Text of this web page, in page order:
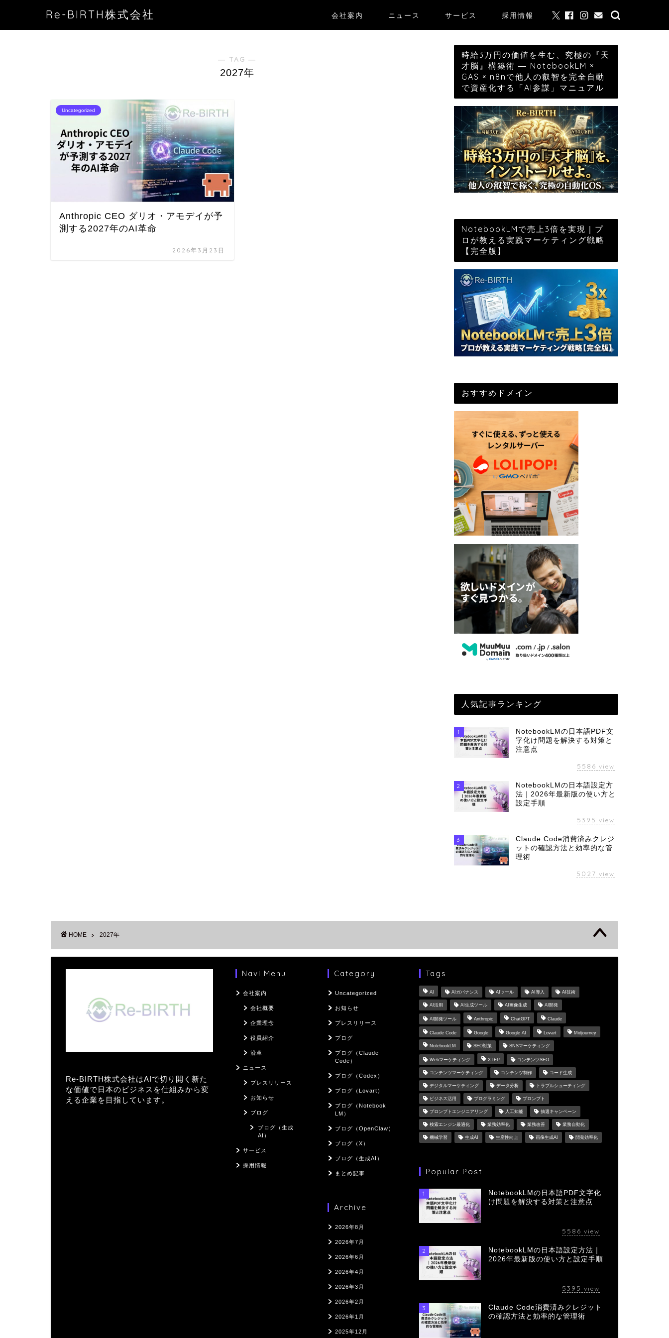
Re-BIRTH株式会社 会社案内 ニュース サービス 採用情報
― TAG ―
2027年
Uncategorized
Anthropic CEO ダリオ・アモデイが予
測する2027年のAI革命
2026年3月23日
時給3万円の価値を生む、究極の『天
才脳』構築術 ― NotebookLM ×
GAS × n8nで他人の叡智を完全自動
で資産化する「AI参謀」マニュアル
NotebookLMで売上3倍を実現｜プ
ロが教える実践マーケティング戦略
【完全版】
おすすめドメイン
人気記事ランキング
1
NotebookLMの日本語PDF文
字化け問題を解決する対策と
注意点
5586 view
2
NotebookLMの日本語設定方
法｜2026年最新版の使い方と
設定手順
5395 view
3
Claude Code消費済みクレジ
ットの確認方法と効率的な管
理術
5027 view
HOME 2027年
Re-BIRTH株式会社はAIで切り開く新た
な価値で日本のビジネスを仕組みから変
える企業を目指しています。
Navi Menu
会社案内
会社概要
企業理念
役員紹介
沿革
ニュース
プレスリリース
お知らせ
ブログ
ブログ（生成
AI）
サービス
採用情報
Category
Uncategorized
お知らせ
プレスリリース
ブログ
ブログ（Claude
Code）
ブログ（Codex）
ブログ（Lovart）
ブログ（Notebook
LM）
ブログ（OpenClaw）
ブログ（X）
ブログ（生成AI）
まとめ記事
Archive
2026年8月
2026年7月
2026年6月
2026年4月
2026年3月
2026年2月
2026年1月
2025年12月
Tags
AI AIガバナンス AIツール AI導入 AI技術
AI活用 AI生成ツール AI画像生成 AI開発
AI開発ツール Anthropic ChatGPT Claude
Claude Code Google Google AI Lovart Midjourney
NotebookLM SEO対策 SNSマーケティング
Webマーケティング XTEP コンテンツSEO
コンテンツマーケティング コンテンツ制作 コード生成
デジタルマーケティング データ分析 トラブルシューティング
ビジネス活用 プログラミング プロンプト
プロンプトエンジニアリング 人工知能 抽選キャンペーン
検索エンジン最適化 業務効率化 業務改善 業務自動化
機械学習 生成AI 生産性向上 画像生成AI 開発効率化
Popular Post
1
NotebookLMの日本語PDF文字化
け問題を解決する対策と注意点
5586 view
2
NotebookLMの日本語設定方法｜
2026年最新版の使い方と設定手順
5395 view
3
Claude Code消費済みクレジット
の確認方法と効率的な管理術